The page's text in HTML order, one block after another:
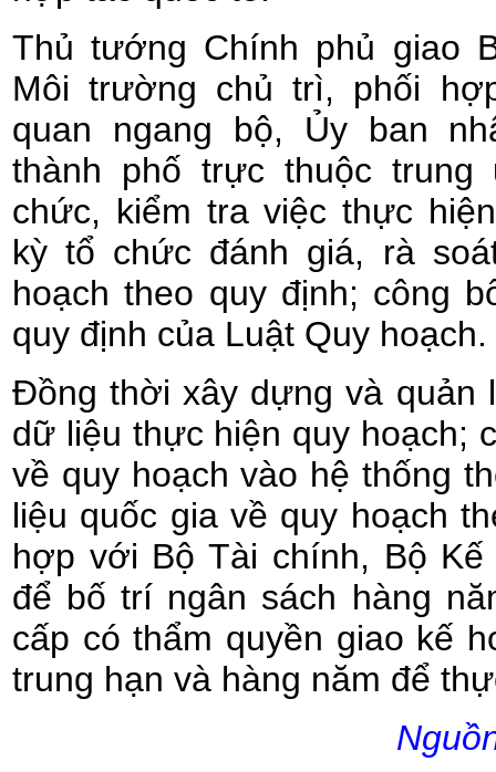
Thủ tướng Chính phủ giao
Môi trường chủ trì, phối
quan ngang bộ, Ủy ban
thành phố trực thuộc
chức, kiểm tra việc thực
kỳ tổ chức đánh giá, rà
hoạch theo quy định; công
quy định của Luật Quy hoạch.
Đồng thời xây dựng và quản
dữ liệu thực hiện quy hoạch;
về quy hoạch vào hệ thống
liệu quốc gia về quy hoạch
hợp với Bộ Tài chính, Bộ
để bố trí ngân sách hàng
cấp có thẩm quyền giao kế
trung hạn và hàng năm để